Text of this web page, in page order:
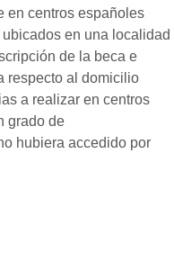
en centros españoles
en una localidad
de la beca e
respecto al domicilio
a realizar en centros
grado de
hubiera accedido por